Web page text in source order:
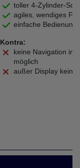
toller 4-Zylinder-
agiles, wendiges
einfache Bedienung
Kontra:
keine Navigation im
möglich
außer Display keine